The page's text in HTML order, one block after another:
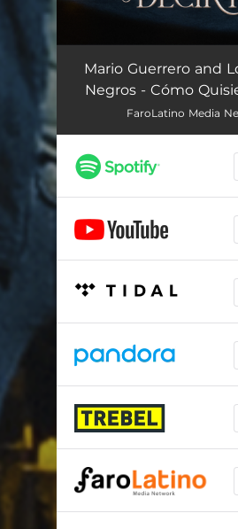
Cómo Quisiera Decirte
Mario Guerrero and
Negros - Cómo
FaroLatino Media